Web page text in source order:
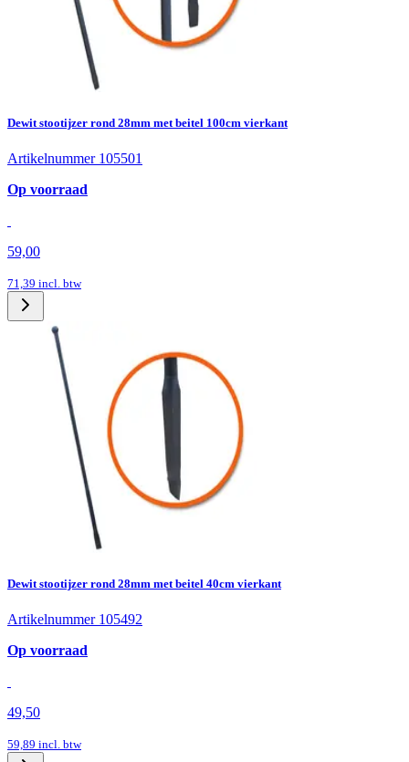
Dewit stootijzer rond 28mm met beitel 100cm vierkant
Artikelnummer 105501
Op voorraad
59,00
71,39 incl. btw
Dewit stootijzer rond 28mm met beitel 40cm vierkant
Artikelnummer 105492
Op voorraad
49,50
59,89 incl. btw